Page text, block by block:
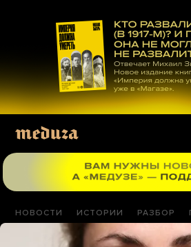
материалам
НОВОСТИ ИСТОРИИ РАЗБОР